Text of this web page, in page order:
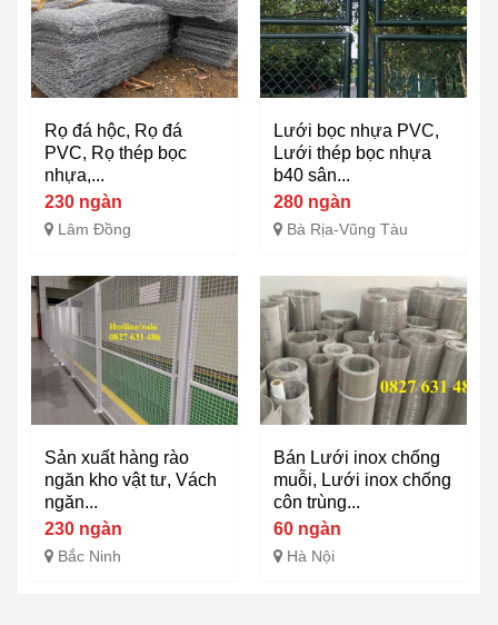
Rọ đá hộc, Rọ đá
PVC, Rọ thép bọc
nhựa,...
230 ngàn
Lâm Đồng
Lưới bọc nhựa PVC,
Lưới thép bọc nhựa
b40 sân...
280 ngàn
Bà Rịa-Vũng Tàu
Sản xuất hàng rào
ngăn kho vật tư, Vách
ngăn...
230 ngàn
Bắc Ninh
Bán Lưới inox chống
muỗi, Lưới inox chống
côn trùng...
60 ngàn
Hà Nội